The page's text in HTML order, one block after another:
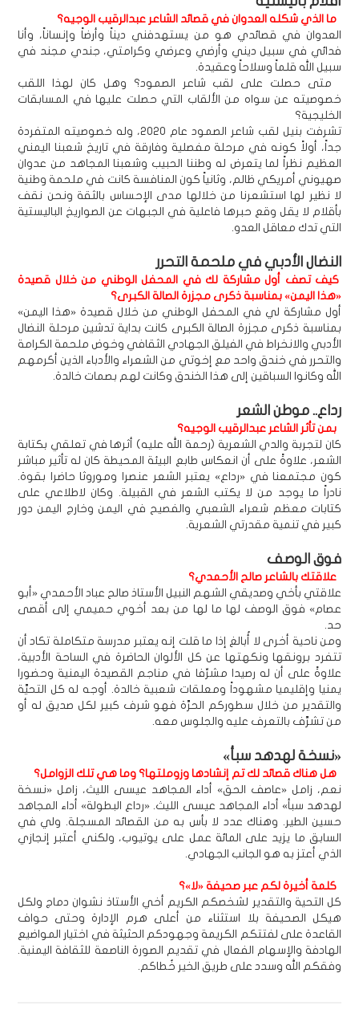
ما الذي شكله العدوان في قصائد الشاعر عبدالرقيب الوجيه؟
العدوان في قصائدي هو من يستهدفني ديناً وأرضاً وإنساناً، وأنا
فدائي في سبيل ديني وأرضي وعرضي وكرامتي، جندي مجند في
سبيل الله قلماً وسلاحاً وعقيدة.
متى حصلت على لقب شاعر الصمود؟ وهل كان لهذا اللقب
خصوصيته عن سواه من الألقاب التي حصلت عليها في المسابقات
الخليجية؟
تشرفت بنيل لقب شاعر الصمود عام 2020، وله خصوصيته المتفردة
جداً، أولاً كونه في مرحلة مفصلية وفارقة في تاريخ شعبنا اليمني
العظيم نظراً لما يتعرض له وطننا الحبيب وشعبنا المجاهد من عدوان
صهيوني أمريكي ظالم، وثانياً كون المنافسة كانت في ملحمة وطنية
لا نظير لها استشعرنا من خلالها مدى الإحساس بالثقة ونحن نقف
بأقلام لا يقل وقع حبرها فاعلية في الجبهات عن الصواريخ الباليستية
التي تدك معاقل العدو.
النضال الأدبي في ملحمة التحرر
كيف تصف أول مشاركة لك في المحفل الوطني من خلال قصيدة
«هذا اليمن» بمناسبة ذكرى مجزرة الصالة الكبرى؟
أول مشاركة لي في المحفل الوطني من خلال قصيدة «هذا اليمن»
بمناسبة ذكرى مجزرة الصالة الكبرى كانت بداية تدشين مرحلة النضال
الأدبي والانخراط في الفيلق الجهادي الثقافي وخوض ملحمة الكرامة
والتحرر في خندق واحد مع إخوتي من الشعراء والأدباء الذين أكرمهم
الله وكانوا السباقين إلى هذا الخندق وكانت لهم بصمات خالدة.
رداع.. موطن الشعر
بمن تأثر الشاعر عبدالرقيب الوجيه؟
كان لتجربة والدي الشعرية (رحمة الله عليه) أثرها في تعلقي بكتابة
الشعر، علاوةً على أن انعكاس طابع البيئة المحيطة كان له تأثير مباشر
كون مجتمعنا في «رداع» يعتبر الشعر عنصرا وموروثا حاضرا بقوة.
نادراً ما يوجد من لا يكتب الشعر في القبيلة. وكان لاطلاعي على
كتابات معظم شعراء الشعبي والفصيح في اليمن وخارج اليمن دور
كبير في تنمية مقدرتي الشعرية.
فوق الوصف
علاقتك بالشاعر صالح الأحمدي؟
علاقتي بأخي وصديقي الشهم النبيل الأستاذ صالح عباد الأحمدي «أبو
عصام» فوق الوصف لها ما لها من بعد أخوي حميمي إلى أقصى
حد.
ومن ناحية أخرى لا أُبالغ إذا ما قلت إنه يعتبر مدرسة متكاملة تكاد أن
تتفرد برونقها ونكهتها عن كل الألوان الحاضرة في الساحة الأدبية،
علاوةً على أن له رصيدا مشرِّفا في مناجم القصيدة اليمنية وحضورا
يمنيا وإقليميا مشهوداً ومعلقات شعبية خالدة. أوجه له كل التحيَّة
والتقدير من خلال سطوركم الحرَّة فهو شرف كبير لكل صديق له أو
من تشرَّف بالتعرف عليه والجلوس معه.
«نسخة لهدهد سبأ»
هل هناك قصائد لك تم إنشادها وزوملتها؟ وما هي تلك الزوامل؟
نعم، زامل «عاصف الحق» أداء المجاهد عيسى الليث، زامل «نسخة
لهدهد سبأ» أداء المجاهد عيسى الليث. «رداع البطولة» أداء المجاهد
حسين الطير. وهناك عدد لا بأس به من القصائد المسجلة. ولي في
السابق ما يزيد على المائة عمل على يوتيوب، ولكني أعتبر إنجازي
الذي أعتز به هو الجانب الجهادي.
كلمة أخيرة لكم عبر صحيفة «لا»؟
كل التحية والتقدير لشخصكم الكريم أخي الأستاذ نشوان دماج ولكل
هيكل الصحيفة بلا استثناء من أعلى هرم الإدارة وحتى حواف
القاعدة على لفتتكم الكريمة وجهودكم الحثيثة في اختيار المواضيع
الهادفة والإسهام الفعال في تقديم الصورة الناصعة للثقافة اليمنية.
وفقكم الله وسدد على طريق الخير خُطاكم.